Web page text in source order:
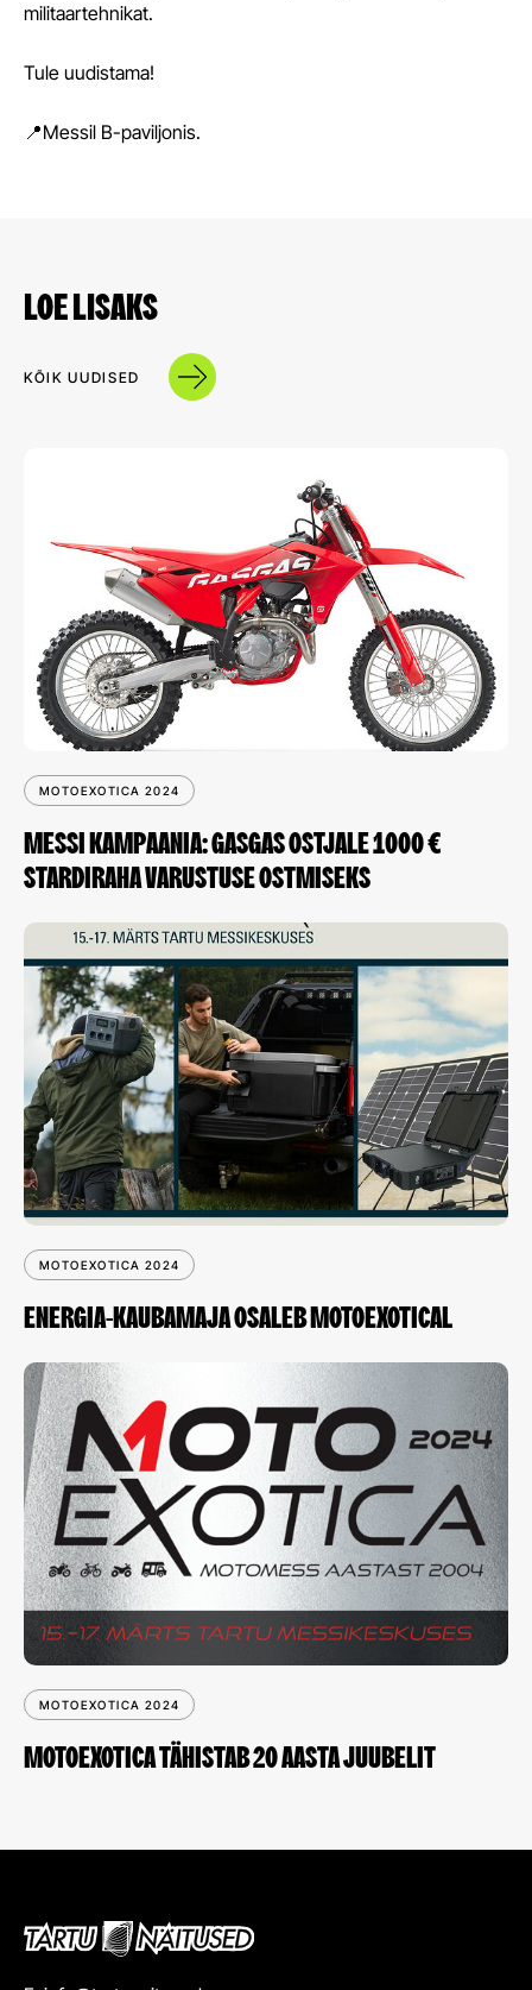
militaartehnikat.
Tule uudistama!
📍Messil B-paviljonis.
LOE LISAKS
KÕIK UUDISED
MOTOEXOTICA 2024
MESSI KAMPAANIA: GASGAS OSTJALE 1000 €
STARDIRAHA VARUSTUSE OSTMISEKS
MOTOEXOTICA 2024
ENERGIA-KAUBAMAJA OSALEB MOTOEXOTICAL
MOTOEXOTICA 2024
MOTOEXOTICA TÄHISTAB 20 AASTA JUUBELIT